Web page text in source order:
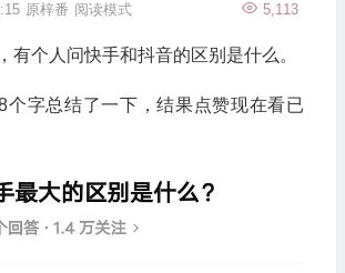
原梓番 5,113
阅读模式
有个人问快手和抖音的区别是什么。
个字总结了一下，结果点赞现在看已